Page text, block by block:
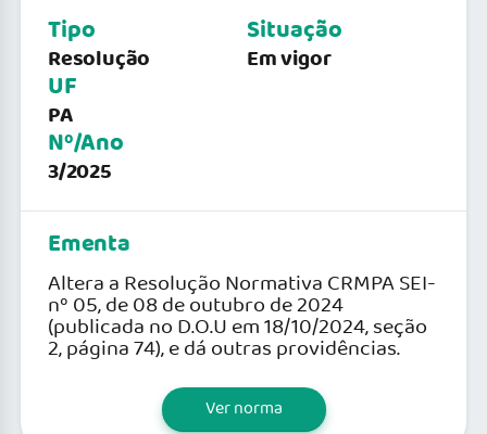
Tipo
Resolução
UF
PA
Nº/Ano
3/2025
Situação
Em vigor
Ementa
Altera a Resolução Normativa CRMPA SEI-
nº 05, de 08 de outubro de 2024
(publicada no D.O.U em 18/10/2024, seção
2, página 74), e dá outras providências.
Ver norma